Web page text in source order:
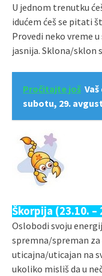
U jednom trenutku
idućem ćeš se pitati
Provedi neko vreme
jasnija. Sklona/sklon
Pročitajte još
subotu, 29.
Škorpija (23.10. –
Oslobodi svoju
spremna/spreman za
uticajna/uticajan na
ukoliko misliš da u